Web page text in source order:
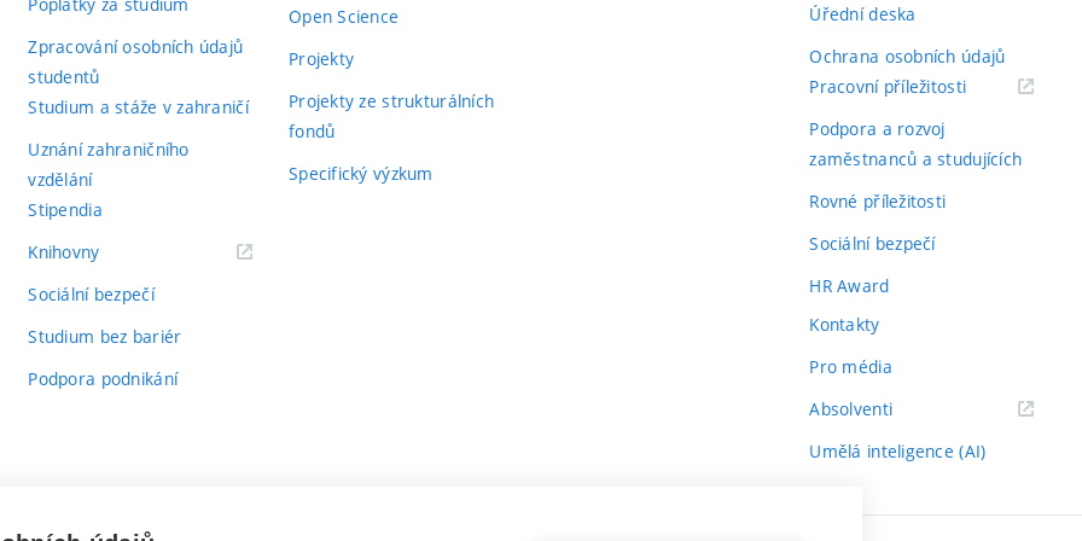
Zpracování osobních údajů
studentů
Studium a stáže v zahraničí
Uznání zahraničního
vzdělání
Stipendia
Knihovny(externí
Sociální bezpečí
Studium bez bariér
Podpora podnikání
Open Science
Projekty
Projekty ze strukturálních
fondů
Specifický výzkum
Úřední deska
Ochrana osobních údajů
Pracovní příležitosti(externí
Podpora a rozvoj
zaměstnanců a studujících
Rovné příležitosti
Sociální bezpečí
HR Award
Kontakty
Pro média
Absolventi(externí
Umělá inteligence (AI)